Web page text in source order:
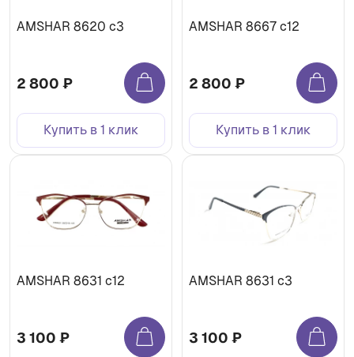
AMSHAR 8620 c3
2 800 ₽
Купить в 1 клик
AMSHAR 8667 с12
2 800 ₽
Купить в 1 клик
AMSHAR 8631 c12
3 100 ₽
AMSHAR 8631 c3
3 100 ₽